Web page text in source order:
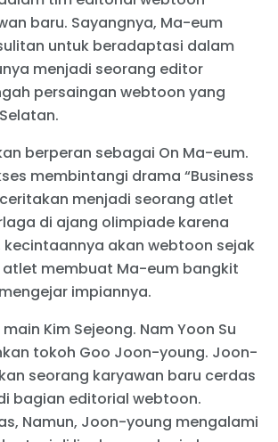
baru. Sayangnya, Ma-eum
untuk beradaptasi dalam
menjadi seorang editor
persaingan webtoon yang
berperan sebagai On Ma-eum.
membintangi drama “Business
menjadi seorang atlet
di ajang olimpiade karena
kecintaannya akan webtoon sejak
atlet membuat Ma-eum bangkit
impiannya.
Kim Sejeong. Nam Yoon Su
tokoh Goo Joon-young. Joon-
seorang karyawan baru cerdas
bagian editorial webtoon.
Namun, Joon-young mengalami